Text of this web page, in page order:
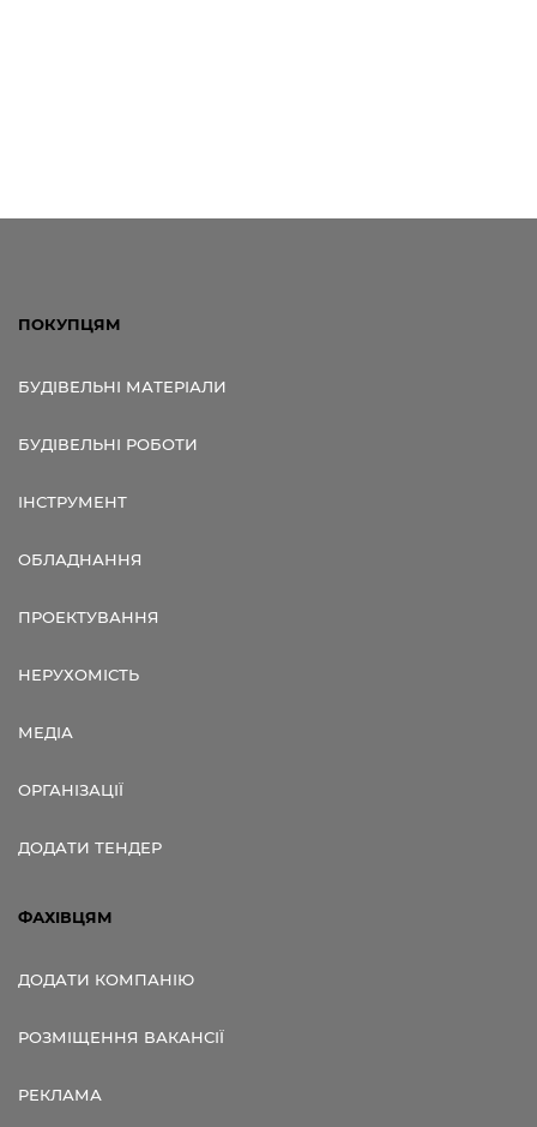
ПОКУПЦЯМ
БУДІВЕЛЬНІ МАТЕРІАЛИ
БУДІВЕЛЬНІ РОБОТИ
ІНСТРУМЕНТ
ОБЛАДНАННЯ
ПРОЕКТУВАННЯ
НЕРУХОМІСТЬ
МЕДІА
ОРГАНІЗАЦІЇ
ДОДАТИ ТЕНДЕР
ФАХІВЦЯМ
ДОДАТИ КОМПАНІЮ
РОЗМІЩЕННЯ ВАКАНСІЇ
РЕКЛАМА